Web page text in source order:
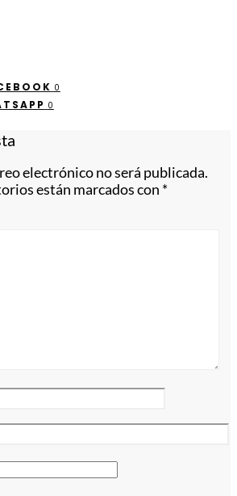
0
0
electrónico no será publicada.
están marcados con *